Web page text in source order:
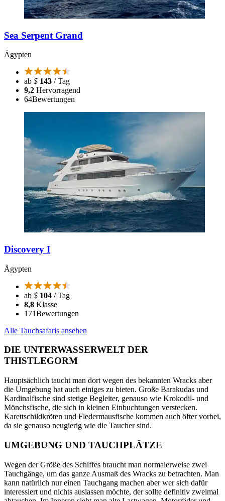
Sea Serpent Grand
Ägypten
ab $ 143 / Tag
9,2 Hervorragend
64Bewertungen
Discovery I
Ägypten
ab $ 104 / Tag
8,8 Klasse
171Bewertungen
Alle Tauchsafaris ansehen
DIE UNTERWASSERWELT DER
THISTLEGORM
Hauptsächlich taucht man dort wegen des bekannten Wracks aber
die Umgebung hat auch einiges zu bieten. Große Barakudas und
Kardinalfische sind stetige Begleiter, genauso wie Krokodil- und
Mönchsfische, die sich in kleinen Einbuchtungen verstecken.
Karettschildkröten und Fledermausfische kommen auch öfter vorbei,
da sie genauso neugierig wie die Taucher sind.
UMGEBUNG UND TAUCHPLÄTZE
Wegen der Größe des Schiffes braucht man normalerweise zwei
Tauchgänge, um das ganze Ausmaß des Wracks zu betrachten. Man
kann natürlich nur einen Tauchgang machen aber wer sich dafür
interessiert und nichts auslassen möchte, der sollte definitiv zweimal